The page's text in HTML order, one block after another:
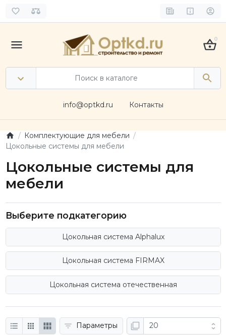
0
info@optkd.ru Контакты
Комплектующие для мебели
Цокольные системы для мебели
Цокольные системы для
мебели
Выберите подкатегорию
Цокольная система Alphalux
Цокольная система FIRMAX
Цокольная система отечественная
Параметры